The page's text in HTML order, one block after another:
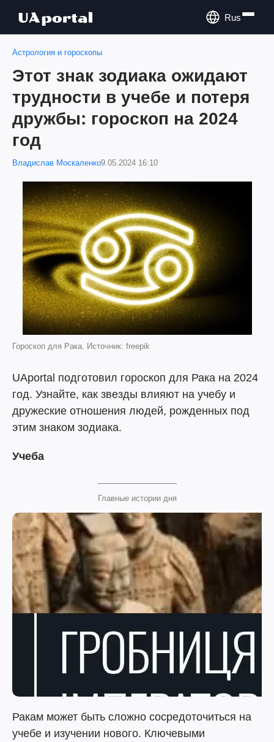
Rus
Астрология и гороскопы
Этот знак зодиака ожидают
трудности в учебе и потеря
дружбы: гороскоп на 2024
год
Владислав Москаленко9.05.2024 16:10
Гороскоп для Рака. Источник: freepik
UAportal подготовил гороскоп для Рака на 2024
год. Узнайте, как звезды влияют на учебу и
дружеские отношения людей, рожденных под
этим знаком зодиака.
Учеба
Главные истории дня
Ракам может быть сложно сосредоточиться на
учебе и изучении нового. Ключевыми